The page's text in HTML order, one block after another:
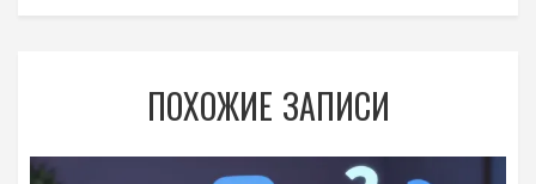
ПОХОЖИЕ ЗАПИСИ